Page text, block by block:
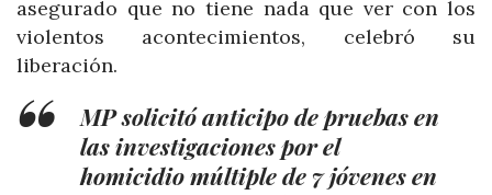
asegurado que no tiene nada que ver con los
violentos acontecimientos, celebró su
liberación.
MP solicitó anticipo de pruebas en
las investigaciones por el
homicidio múltiple de 7 jóvenes en